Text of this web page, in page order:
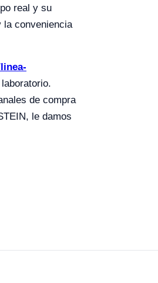
real y su
la conveniencia
de compra
le damos